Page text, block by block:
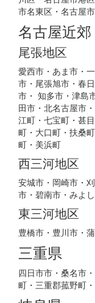
市名東区・名古屋
名古屋近郊
尾張地区
愛西市・あま市・
市・尾張旭市・春
市・ 知多市・津島
田市・北名古屋市
江町・七宝町・甚
町・大口町・扶桑
町・美浜町
西三河地区
安城市・岡崎市・
市・碧南市・みよ
東三河地区
豊橋市・豊川市・
三重県
四日市市・桑名市
町・三重郡菰野町